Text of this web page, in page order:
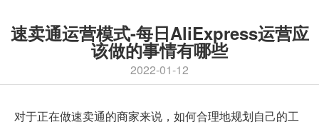
速卖通运营模式-每日AliExpress运营应
该做的事情有哪些
2022-01-12
对于正在做速卖通的商家来说，如何合理地规划自己的工